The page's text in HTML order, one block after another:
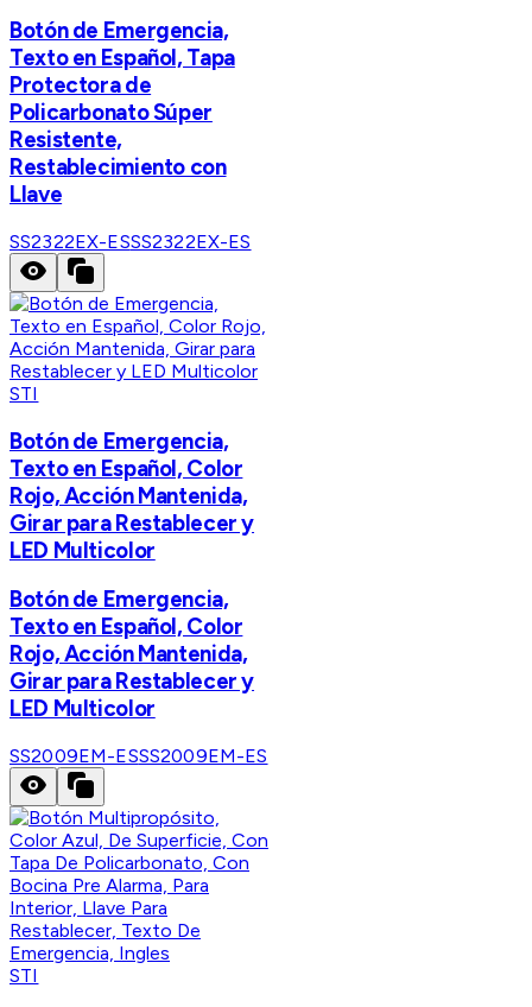
Botón de Emergencia,
Texto en Español, Tapa
Protectora de
Policarbonato Súper
Resistente,
Restablecimiento con
Llave
SS2322EX-ESSS2322EX-ES
STI
Botón de Emergencia,
Texto en Español, Color
Rojo, Acción Mantenida,
Girar para Restablecer y
LED Multicolor
Botón de Emergencia,
Texto en Español, Color
Rojo, Acción Mantenida,
Girar para Restablecer y
LED Multicolor
SS2009EM-ESSS2009EM-ES
STI